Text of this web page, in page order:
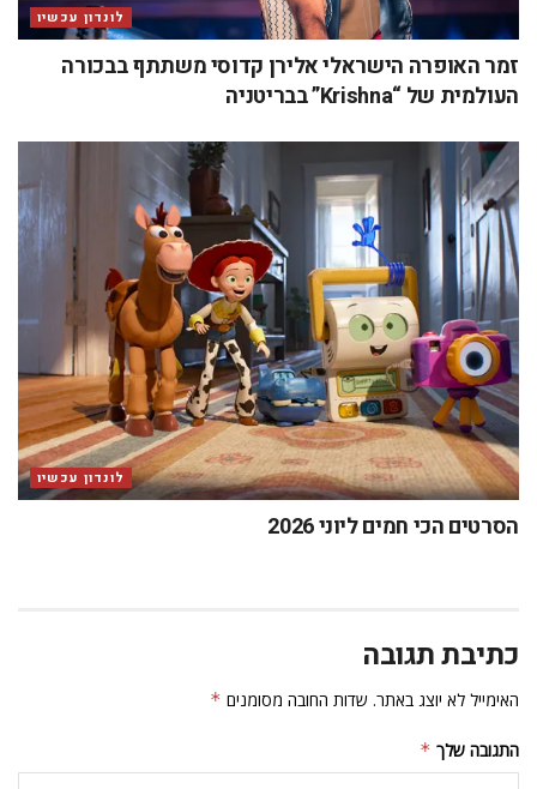
לונדון עכשיו
זמר האופרה הישראלי אלירן קדוסי משתתף בבכורה
העולמית של “Krishna” בבריטניה
לונדון עכשיו
הסרטים הכי חמים ליוני 2026
כתיבת תגובה
האימייל לא יוצג באתר. שדות החובה מסומנים *
התגובה שלך *